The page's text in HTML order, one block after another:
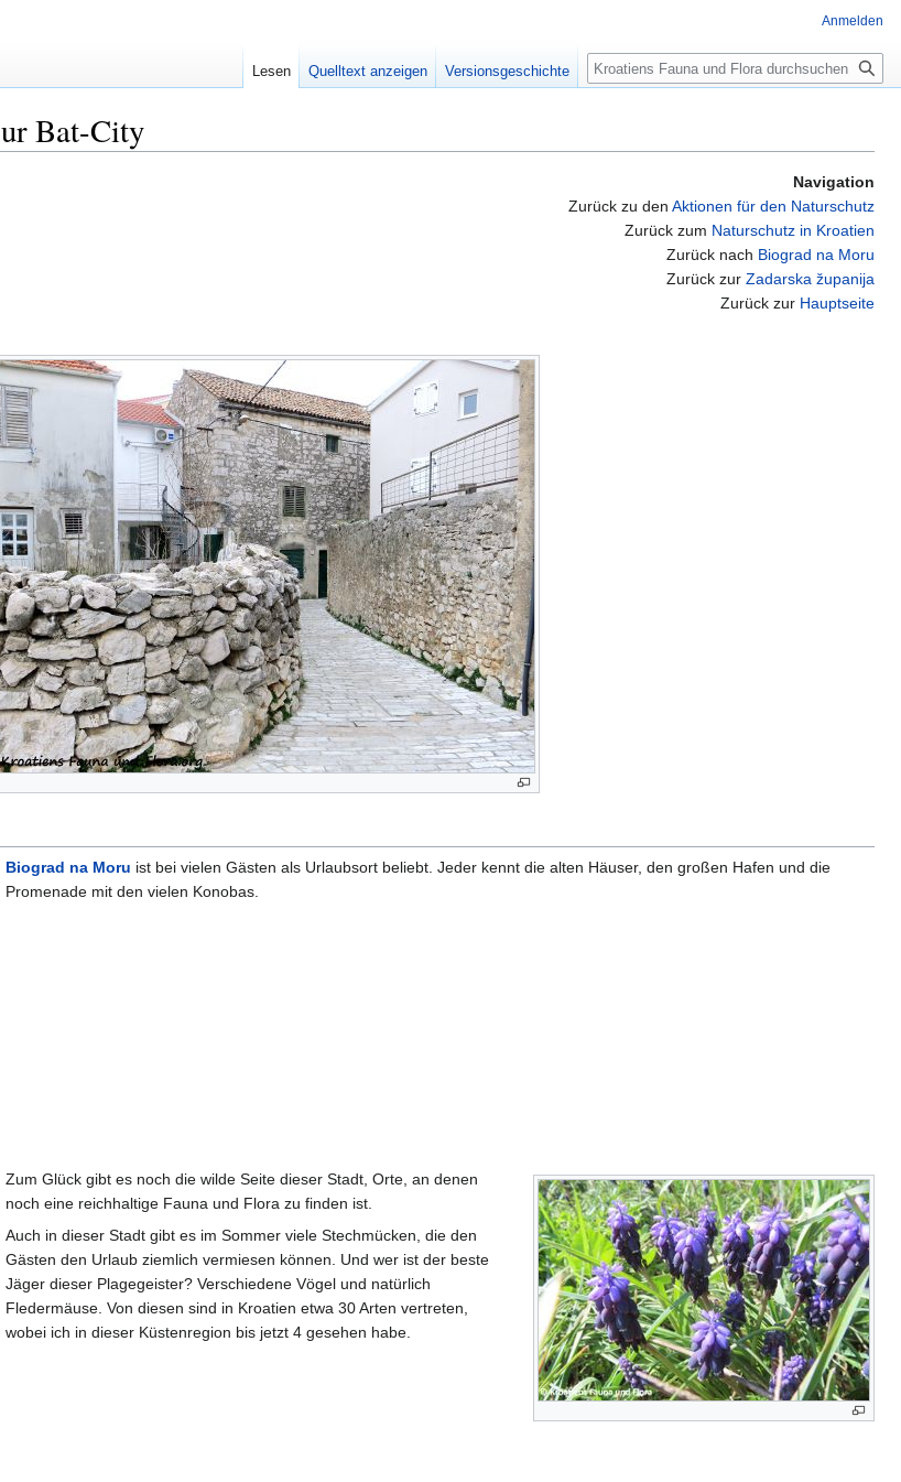
Bat-City
Navigation
Zurück zu den Aktionen für den Naturschutz
Zurück zum Naturschutz in Kroatien
Zurück nach Biograd na Moru
Zurück zur Zadarska županija
Zurück zur Hauptseite
Biograd na Moru ist bei vielen Gästen als Urlaubsort beliebt. Jeder kennt die alten Häuser, den großen Hafen und die
Promenade mit den vielen Konobas.
Zum Glück gibt es noch die wilde Seite dieser Stadt, Orte, an denen
noch eine reichhaltige Fauna und Flora zu finden ist.
Auch in dieser Stadt gibt es im Sommer viele Stechmücken, die den
Gästen den Urlaub ziemlich vermiesen können. Und wer ist der beste
Jäger dieser Plagegeister? Verschiedene Vögel und natürlich
Fledermäuse. Von diesen sind in Kroatien etwa 30 Arten vertreten,
wobei ich in dieser Küstenregion bis jetzt 4 gesehen habe.
Anmelden
Lesen Quelltext anzeigen Versionsgeschichte Suche